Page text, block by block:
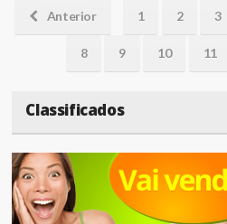
Anterior 1 2 3
8 9 10 11
Classificados